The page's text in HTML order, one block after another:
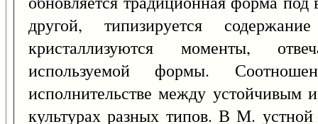
другой, типизируется
кристаллизуются моменты,
используемой формы.
исполнительстве между
культурах разных типов. В М.